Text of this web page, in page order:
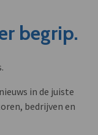
begrip.
in de juiste
bedrijven en